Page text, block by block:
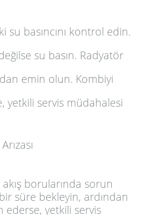
su basıncını kontrol edin.
su basın. Radyatör
emin olun. Kombiyi
yetkili servis müdahalesi
borularında sorun
süre bekleyin, ardından
ederse, yetkili servis